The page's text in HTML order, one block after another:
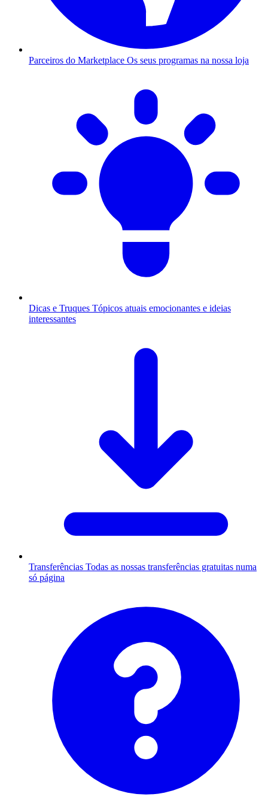
Parceiros do Marketplace Os seus programas na nossa loja
Dicas e Truques Tópicos atuais emocionantes e ideias
interessantes
Transferências Todas as nossas transferências gratuitas numa
só página